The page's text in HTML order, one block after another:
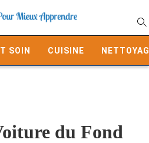
SOIN CUISINE
du Fond